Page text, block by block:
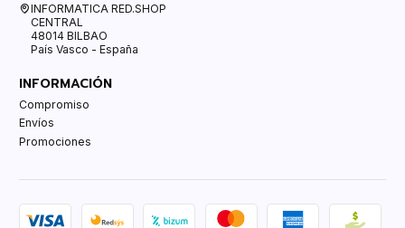
INFORMATICA RED.SHOP
CENTRAL
48014 BILBAO
País Vasco - España
INFORMACIÓN
Compromiso
Envíos
Promociones